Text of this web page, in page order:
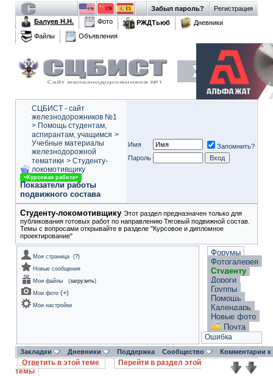
Регистрация
Забыл пароль?
Балуев Н.Н.
Фото РЖДТьюб
Дневники
Файлы
Объявления
СЦБИСТ - сайт
железнодорожников №1
> Помощь студентам,
аспирантам, учащимся >
Учебные материалы
железнодорожной
тематики > Студенту-
локомотивщику
=Курсовая работа=
Показатели работы
подвижного состава
Имя
Запомнить?
Пароль
Студенту-локомотивщику Этот раздел предназначен только для
публикования готовых работ по направлению Тяговый подвижной состав.
Темы с вопросами открывайте в разделе "Курсовое и дипломное
проектирование"
Моя страница (?)
Новые сообщения
Мои файлы
(загрузить)
Мои фото (+)
Мои настройки
Форумы
Фотогалерея
Студенту
Дороги
Группы
Помощь
Календарь
Новые фото
Почта
Ошибка
Закладки Дневники Поддержка Сообщество Комментарии
Ответить в этой теме
Перейти в раздел этой
темы